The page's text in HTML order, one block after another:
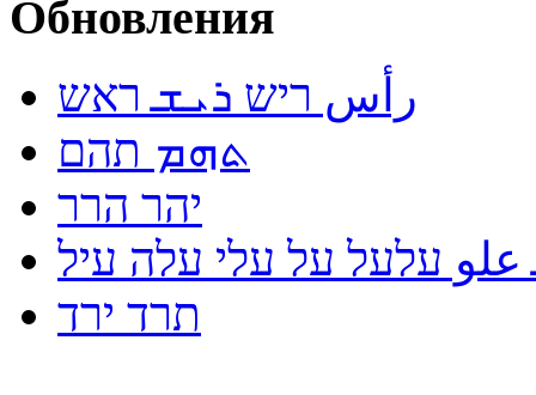
Обновления
رأس ריש ܪܝܫ ראש
ܬܗܡ תהם
יהר הרר
עלעל על עלי עלה עיל
תרד ירד